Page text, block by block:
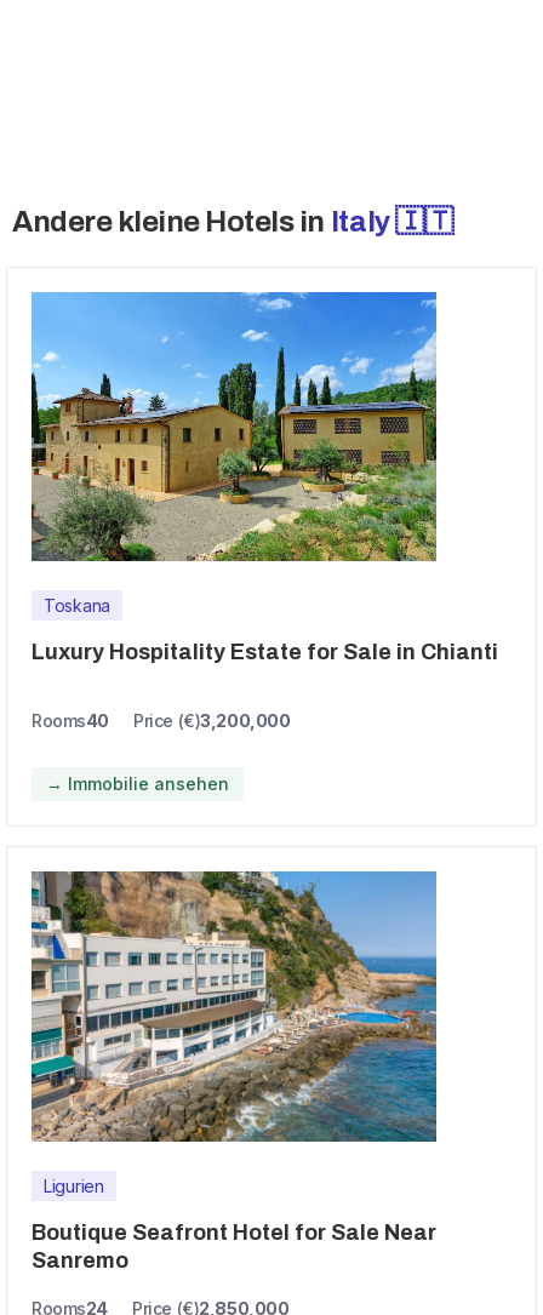
Andere kleine Hotels in Italy 🇮🇹
Toskana
Luxury Hospitality Estate for Sale in Chianti
Rooms40 Price (€)3,200,000
→ Immobilie ansehen
Ligurien
Boutique Seafront Hotel for Sale Near
Sanremo
Rooms24 Price (€)2,850,000